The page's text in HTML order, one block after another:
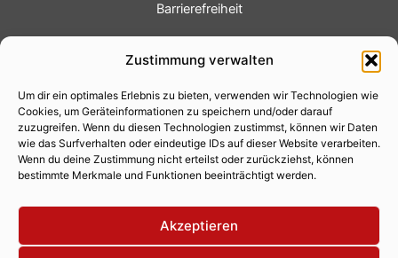
Zustimmung verwalten
Um dir ein optimales Erlebnis zu bieten, verwenden wir Technologien wie
Cookies, um Geräteinformationen zu speichern und/oder darauf
zuzugreifen. Wenn du diesen Technologien zustimmst, können wir Daten
wie das Surfverhalten oder eindeutige IDs auf dieser Website verarbeiten.
Wenn du deine Zustimmung nicht erteilst oder zurückziehst, können
bestimmte Merkmale und Funktionen beeinträchtigt werden.
Akzeptieren
Barrierefreiheit
Fotoservice
Videoservice
Werbung
Contenterstellung
Lokalnachrichten
Lokalfernsehen
Eventkalender